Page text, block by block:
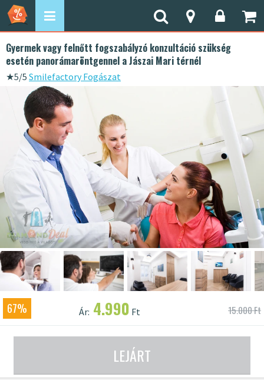
Gyermek vagy felnőtt fogszabályzó konzultáció szükség
esetén panorámaröntgennel a Jászai Mari térnél
★5/5 Smilefactory Fogászat
67% Ár: 4.990 Ft 15.000 Ft
LEJÁRT